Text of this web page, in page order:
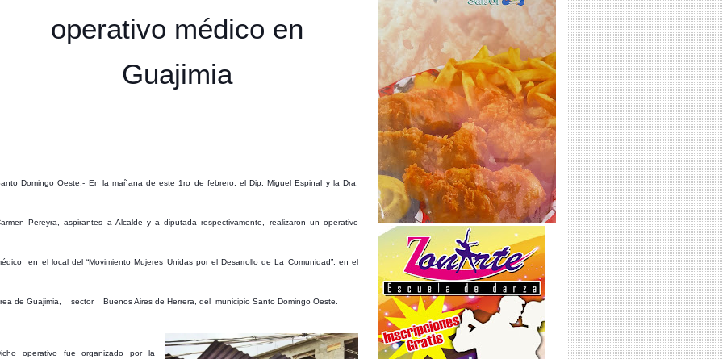
operativo médico en
Guajimia
Domingo Oeste.- En la mañana de este 1ro de febrero, el Dip. Miguel Espinal y la Dra.
Pereyra, aspirantes a Alcalde y a diputada respectivamente, realizaron un operativo
en el local del “Movimiento Mujeres Unidas por el Desarrollo de La Comunidad”, en el
de Guajimia, sector Buenos Aires de Herrera, del municipio Santo Domingo Oeste.
operativo fue organizado por la